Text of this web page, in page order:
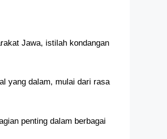
Jawa, istilah kondangan
yang dalam, mulai dari rasa
penting dalam berbagai